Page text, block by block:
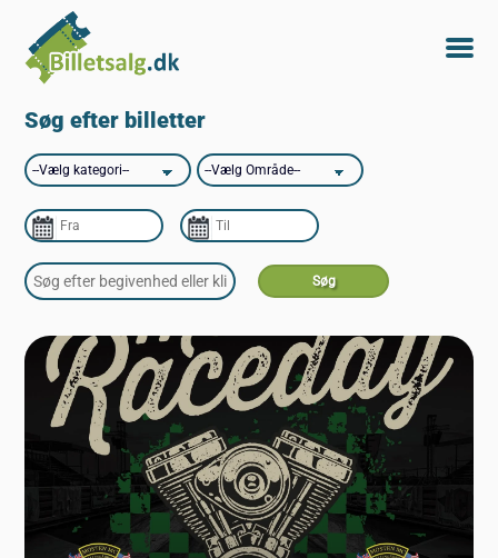
Søg efter billetter